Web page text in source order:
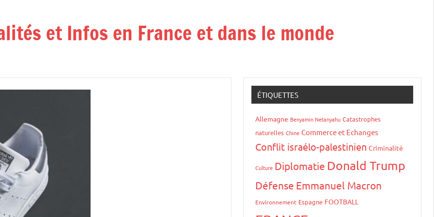
et Infos en France et dans le monde
ÉTIQUETTES
Allemagne Benyamin Netanyahu Catastrophes
naturelles Chine Commerce et Echanges
Conflit israélo-palestinien Criminalité
Culture Diplomatie Donald Trump
Défense Emmanuel Macron
Environnement Espagne FOOTBALL